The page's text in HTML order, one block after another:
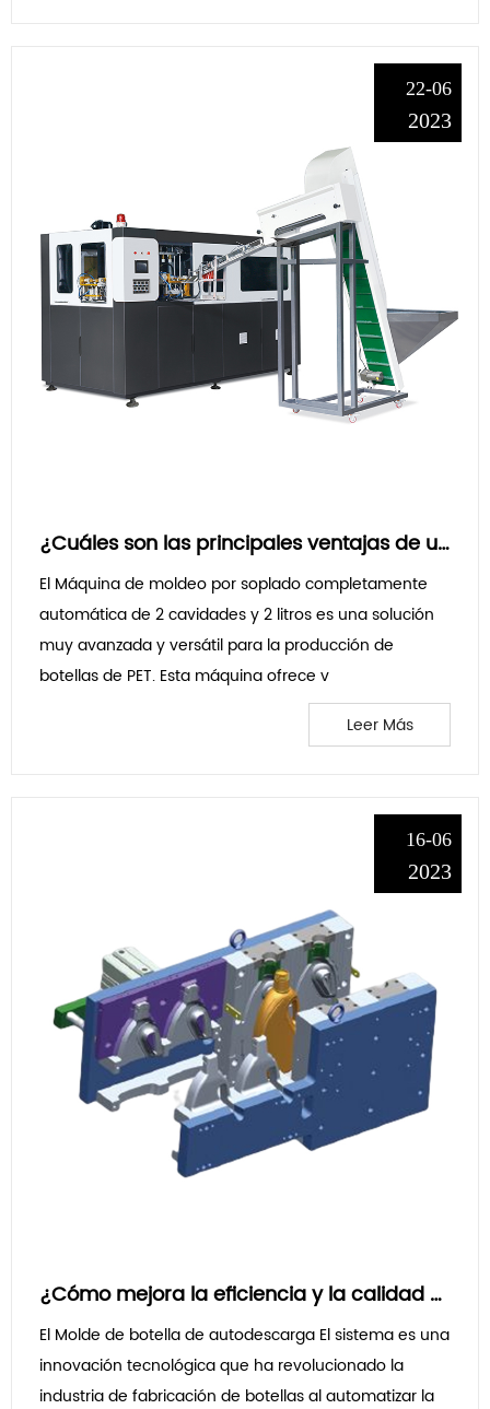
22-06
2023
¿Cuáles son las principales ventajas de utilizar una máquina de moldeo por soplado totalmente automática de 2 l y 2 cavidades para la producción de botellas de PET y cómo contribuye a aumentar la productividad y la eficiencia en el proceso de fabricación?
El Máquina de moldeo por soplado completamente
automática de 2 cavidades y 2 litros es una solución
muy avanzada y versátil para la producción de
botellas de PET. Esta máquina ofrece v
Leer Más
16-06
2023
¿Cómo mejora la eficiencia y la calidad de los procesos de fabricación de botellas la implementación de un sistema Auto De-flash Bottle Mold?
El Molde de botella de autodescarga El sistema es una
innovación tecnológica que ha revolucionado la
industria de fabricación de botellas al automatizar la